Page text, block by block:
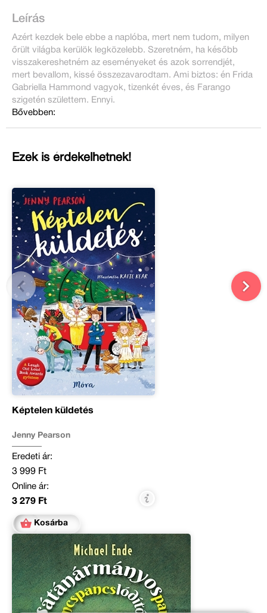
Leírás
Azért kezdek bele ebbe a naplóba, mert nem tudom, milyen
őrült világba kerülök legközelebb. Szeretném, ha később
visszakereshetném az eseményeket és azok sorrendjét,
mert bevallom, kissé összezavarodtam. Ami biztos: én Frida
Gabriella Hammond vagyok, tizenkét éves, és Farango
szigetén születtem. Ennyi.
Bővebben:
Ezek is érdekelhetnek!
Képtelen küldetés
Jenny Pearson
Eredeti ár:
3 999 Ft
Online ár:
3 279 Ft
Kosárba